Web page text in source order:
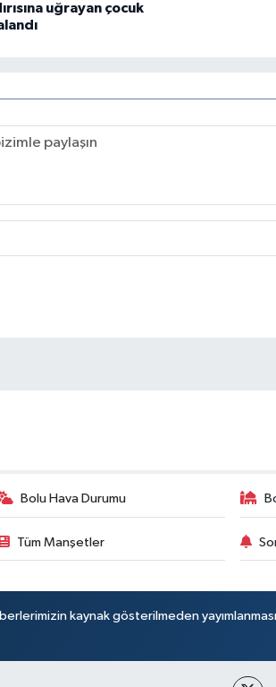
uğrayan çocuk
Bolu Hava Durumu
Tüm Manşetler
kaynak gösterilmeden yayımlanması